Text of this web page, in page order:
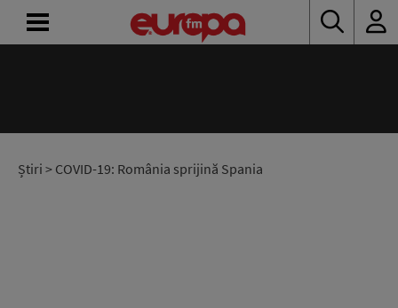
Știri > COVID-19: România sprijină Spania
RADIO